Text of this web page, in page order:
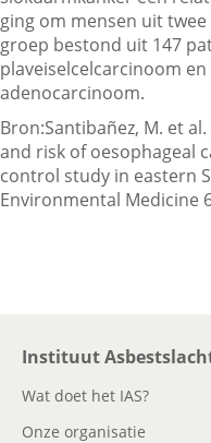
Zoeken
ging om mensen uit
groep bestond uit 147
plaveiselcelcarcinoom
adenocarcinoom.
Bron:Santibañez, M. et
and risk of oesophageal
control study in eastern
Environmental Medicine
Instituut
Wat doet het IAS?
Onze organisatie